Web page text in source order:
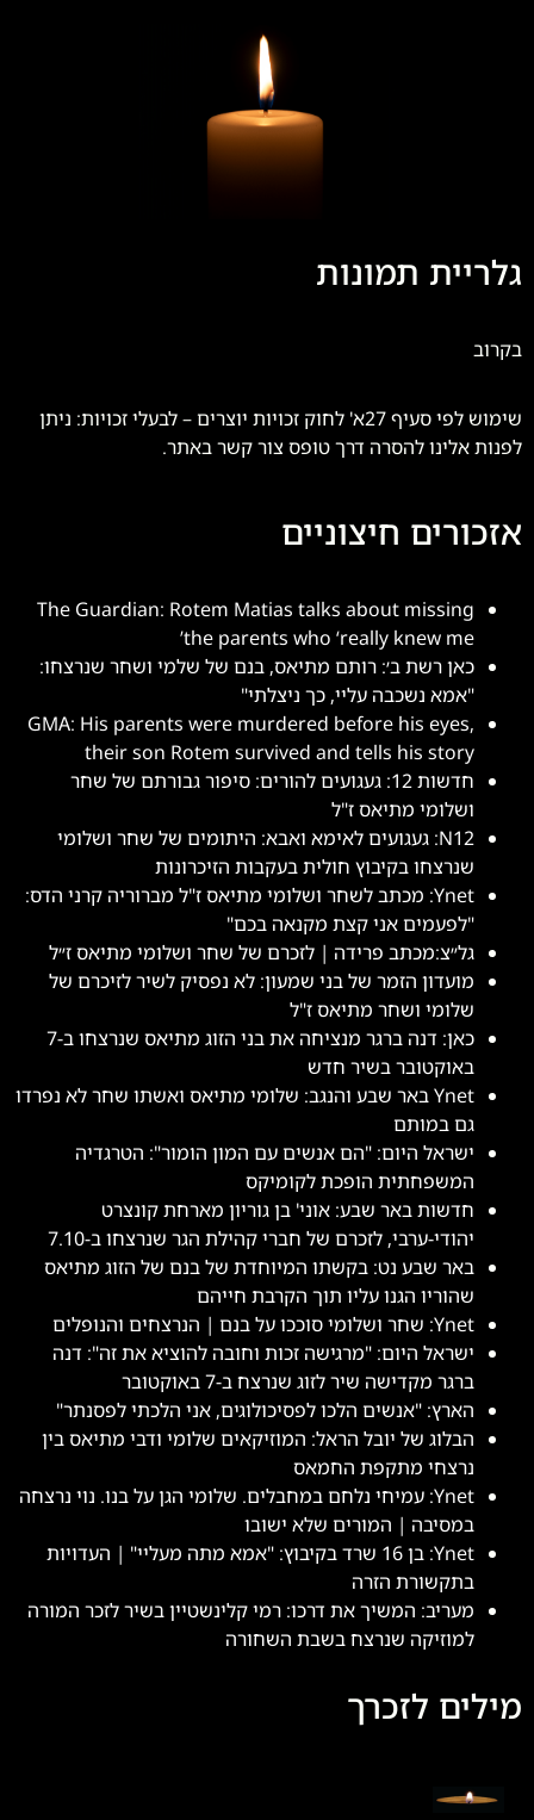
גלריית תמונות
בקרוב
שימוש לפי סעיף 27א' לחוק זכויות יוצרים – לבעלי זכויות: ניתן
לפנות אלינו להסרה דרך טופס צור קשר באתר.
אזכורים חיצוניים
The Guardian: Rotem Matias talks about missing
the parents who ‘really knew me’
כאן רשת ב׳: רותם מתיאס, בנם של שלמי ושחר שנרצחו:
"אמא נשכבה עליי, כך ניצלתי"
GMA: His parents were murdered before his eyes,
their son Rotem survived and tells his story
חדשות 12: געגועים להורים: סיפור גבורתם של שחר
ושלומי מתיאס ז"ל
N12: געגועים לאימא ואבא: היתומים של שחר ושלומי
שנרצחו בקיבוץ חולית בעקבות הזיכרונות
Ynet: מכתב לשחר ושלומי מתיאס ז"ל מברוריה קרני הדס:
"לפעמים אני קצת מקנאה בכם"
גל״צ:מכתב פרידה | לזכרם של שחר ושלומי מתיאס ז״ל
מועדון הזמר של בני שמעון: לא נפסיק לשיר לזיכרם של
שלומי ושחר מתיאס ז"ל
כאן: דנה ברגר מנציחה את בני הזוג מתיאס שנרצחו ב-7
באוקטובר בשיר חדש
Ynet באר שבע והנגב: שלומי מתיאס ואשתו שחר לא נפרדו
גם במותם
ישראל היום: "הם אנשים עם המון הומור": הטרגדיה
המשפחתית הופכת לקומיקס
חדשות באר שבע: אוני' בן גוריון מארחת קונצרט
יהודי-ערבי, לזכרם של חברי קהילת הגר שנרצחו ב-7.10
באר שבע נט: בקשתו המיוחדת של בנם של הזוג מתיאס
שהוריו הגנו עליו תוך הקרבת חייהם
Ynet: שחר ושלומי סוככו על בנם | הנרצחים והנופלים
ישראל היום: "מרגישה זכות וחובה להוציא את זה": דנה
ברגר מקדישה שיר לזוג שנרצח ב-7 באוקטובר
הארץ: "אנשים הלכו לפסיכולוגים, אני הלכתי לפסנתר"
הבלוג של יובל הראל: המוזיקאים שלומי ודבי מתיאס בין
נרצחי מתקפת החמאס
Ynet: עמיחי נלחם במחבלים. שלומי הגן על בנו. נוי נרצחה
במסיבה | המורים שלא ישובו
Ynet: בן 16 שרד בקיבוץ: "אמא מתה מעליי" | העדויות
בתקשורת הזרה
מעריב: המשיך את דרכו: רמי קלינשטיין בשיר לזכר המורה
למוזיקה שנרצח בשבת השחורה
מילים לזכרך